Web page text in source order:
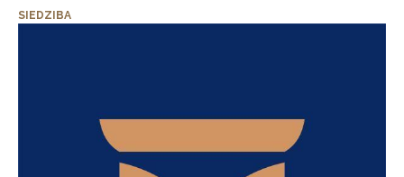
SIEDZIBA